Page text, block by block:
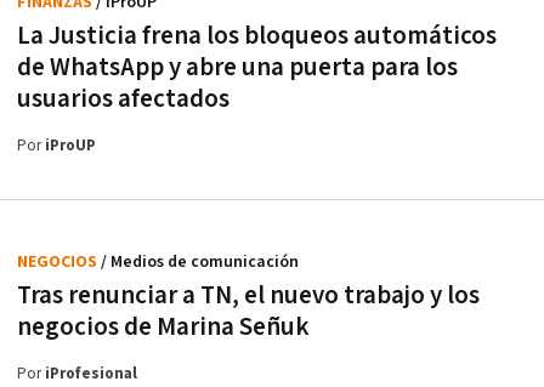
La Justicia frena los bloqueos automáticos
de WhatsApp y abre una puerta para los
usuarios afectados
PoriProUP
Tras renunciar a TN, el nuevo trabajo y los
negocios de Marina Señuk
NEGOCIOS / Medios de comunicación
PoriProfesional